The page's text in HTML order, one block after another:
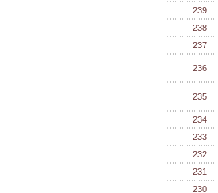
239
238
237
236
235
234
233
232
231
230